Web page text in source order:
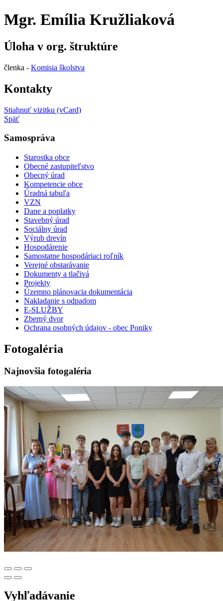
Mgr. Emília Kružliaková
Úloha v org. štruktúre
členka - Komisia školstva
Kontakty
Stiahnuť vizitku (vCard)
Späť
Samospráva
Starostka obce
Obecné zastupiteľstvo
Obecný úrad
Kompetencie obce
Úradná tabuľa
VZN
Dane a poplatky
Stavebný úrad
Sociálny úrad
Výrub drevín
Hospodárenie
Samostatne hospodáriaci roľník
Verejné obstarávanie
Dokumenty a tlačivá
Projekty
Územno plánovacia dokumentácia
Nakladanie s odpadom
E-SLUŽBY
Zberný dvor
Ochrana osobných údajov - obec Poniky
Fotogaléria
Najnovšia fotogaléria
Vyhľadávanie